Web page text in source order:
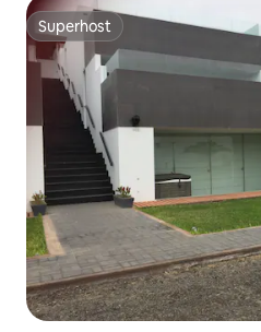
Superhost
Superhost